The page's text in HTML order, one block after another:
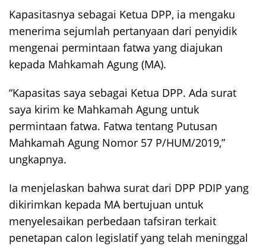
Kapasitasnya sebagai Ketua DPP, ia mengaku
menerima sejumlah pertanyaan dari penyidik
mengenai permintaan fatwa yang diajukan
kepada Mahkamah Agung (MA).
“Kapasitas saya sebagai Ketua DPP. Ada surat
saya kirim ke Mahkamah Agung untuk
permintaan fatwa. Fatwa tentang Putusan
Mahkamah Agung Nomor 57 P/HUM/2019,”
ungkapnya.
Ia menjelaskan bahwa surat dari DPP PDIP yang
dikirimkan kepada MA bertujuan untuk
menyelesaikan perbedaan tafsiran terkait
penetapan calon legislatif yang telah meninggal